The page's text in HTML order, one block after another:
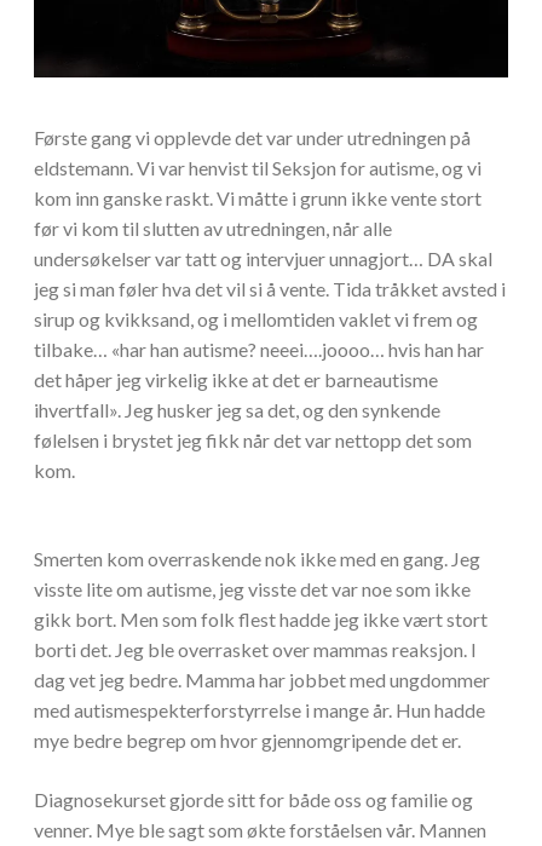
Første gang vi opplevde det var under utredningen på
eldstemann. Vi var henvist til Seksjon for autisme, og vi
kom inn ganske raskt. Vi måtte i grunn ikke vente stort
før vi kom til slutten av utredningen, når alle
undersøkelser var tatt og intervjuer unnagjort… DA skal
jeg si man føler hva det vil si å vente. Tida tråkket avsted i
sirup og kvikksand, og i mellomtiden vaklet vi frem og
tilbake… «har han autisme? neeei….joooo… hvis han har
det håper jeg virkelig ikke at det er barneautisme
ihvertfall». Jeg husker jeg sa det, og den synkende
følelsen i brystet jeg fikk når det var nettopp det som
kom.
Smerten kom overraskende nok ikke med en gang. Jeg
visste lite om autisme, jeg visste det var noe som ikke
gikk bort. Men som folk flest hadde jeg ikke vært stort
borti det. Jeg ble overrasket over mammas reaksjon. I
dag vet jeg bedre. Mamma har jobbet med ungdommer
med autismespekterforstyrrelse i mange år. Hun hadde
mye bedre begrep om hvor gjennomgripende det er.
Diagnosekurset gjorde sitt for både oss og familie og
venner. Mye ble sagt som økte forståelsen vår. Mannen